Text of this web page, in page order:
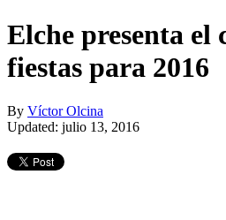
Elche presenta el
fiestas para 2016
By Víctor Olcina
Updated: julio 13, 2016